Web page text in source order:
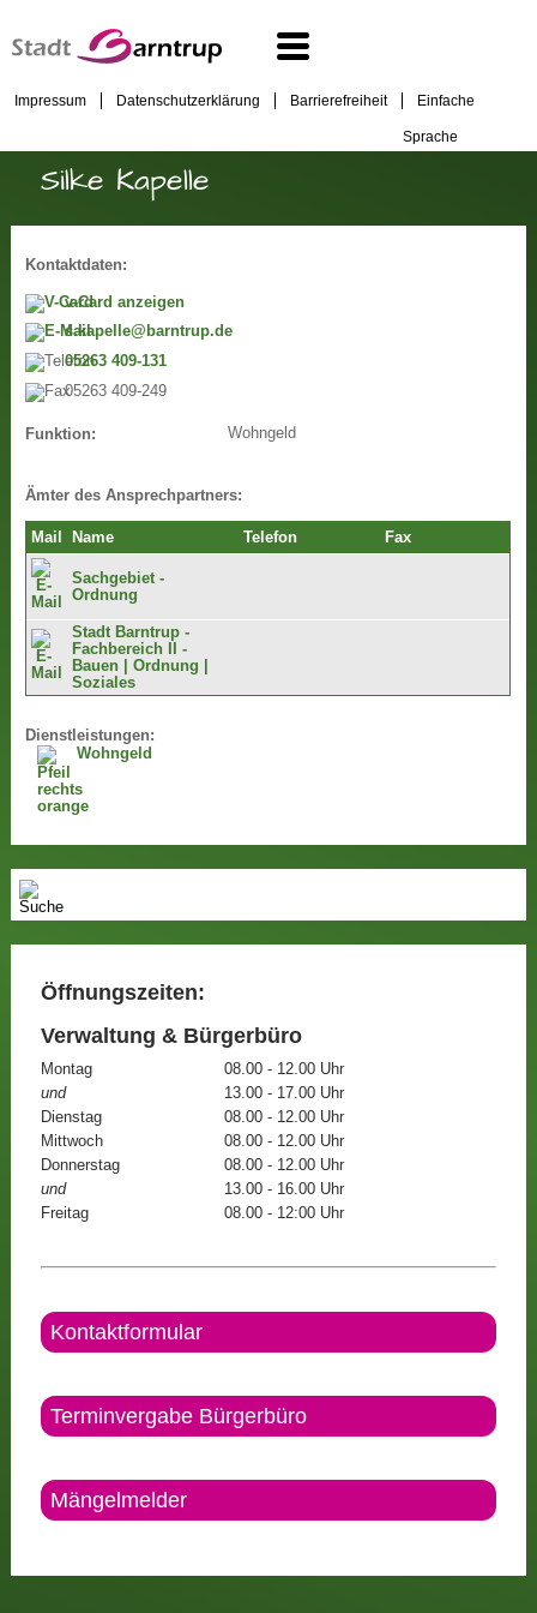
Impressum Datenschutzerklärung Barrierefreiheit Einfache
Sprache
Silke Kapelle
Kontaktdaten:
v-Card anzeigen
s.kapelle@barntrup.de
05263 409-131
05263 409-249
Funktion: Wohngeld
Ämter des Ansprechpartners:
Mail Name Telefon Fax
Sachgebiet -
Ordnung
Stadt Barntrup -
Fachbereich II -
Bauen | Ordnung |
Soziales
Dienstleistungen:
Wohngeld
Öffnungszeiten:
Verwaltung & Bürgerbüro
Montag
08.00 - 12.00 Uhr
und
13.00 - 17.00 Uhr
Dienstag
08.00 - 12.00 Uhr
Mittwoch
08.00 - 12.00 Uhr
Donnerstag
08.00 - 12.00 Uhr
und
13.00 - 16.00 Uhr
Freitag
08.00 - 12:00 Uhr
Kontaktformular
Terminvergabe Bürgerbüro
Mängelmelder